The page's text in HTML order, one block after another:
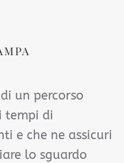
un percorso
tempi di
e che ne assicuri
lo sguardo